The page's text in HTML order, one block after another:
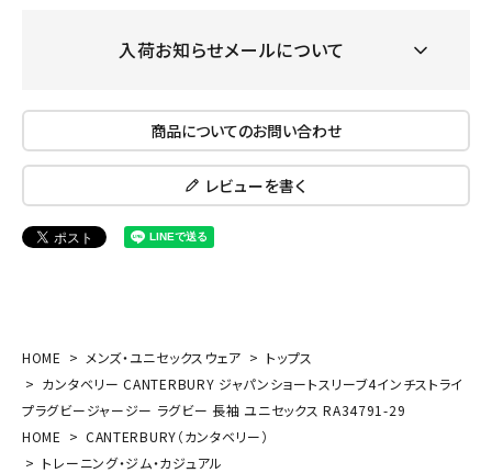
入荷お知らせメールについて
商品についてのお問い合わせ
レビューを書く
HOME メンズ・ユニセックスウェア
トップス
カンタベリー CANTERBURY ジャパンショートスリーブ4インチストライ
プラグビージャージー ラグビー 長袖 ユニセックス RA34791-29
HOME
CANTERBURY（カンタベリー）
トレーニング・ジム・カジュアル